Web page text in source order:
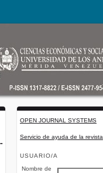
OPEN JOURNAL SYSTEMS
Servicio de ayuda de la revista
USUARIO/A
Nombre de